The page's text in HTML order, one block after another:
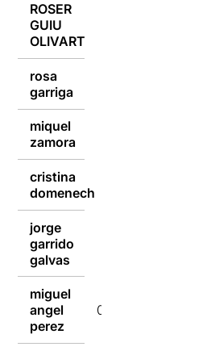
ROSER
GUIU
OLIVART
rosa
garriga
miquel
zamora
cristina
domenech
jorge
garrido
galvas
miguel
angel
perez
01/02/2018